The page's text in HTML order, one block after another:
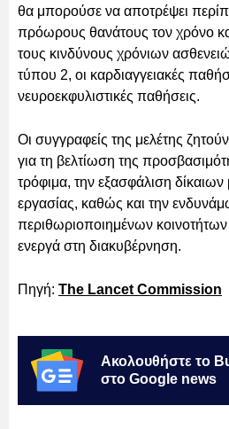
θα μπορούσε να αποτρέψει
πρόωρους θανάτους τον χρόνο
τους κινδύνους χρόνιων
τύπου 2, οι καρδιαγγειακές
νευροεκφυλιστικές παθήσεις.
Οι συγγραφείς της μελέτης
για τη βελτίωση της
τρόφιμα, την εξασφάλιση
εργασίας, καθώς και την
περιθωριοποιημένων
ενεργά στη διακυβέρνηση.
Πηγή: The Lancet Commission
Ακολουθήστε το
στο Google news